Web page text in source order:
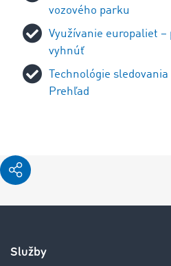
vozového parku
Využívanie europaliet –
vyhnúť
Technológie
Prehľad
Služby